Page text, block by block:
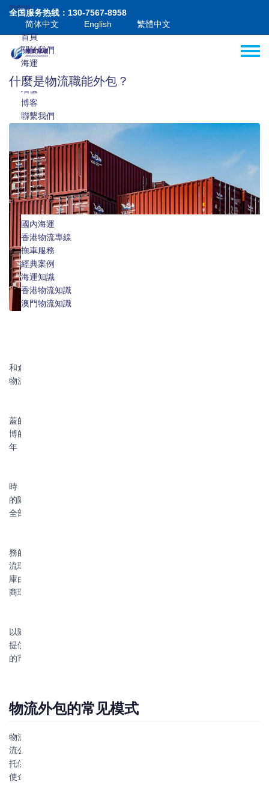
移至主內容
全国服务热线：130-7567-8958
简体中文
English 繁體中文
Toggle
menu
首頁
關於我們
海運
國內海運
國際海運
國際海運拼箱
港澳
香港物流專線
澳門物流專線
增值
拖車服務
報關報檢
倉儲服務
保險服務
博客
經典案例
海運知識
香港物流知識
澳門物流知識
聯繫我們
什麼是物流職能外包？
和倉儲管理。這裡的物流職能外包只包含依托於IT平台為客戶提供
物流外包服務的第三方和第四方物流 。
蓋的訂單管理將使物流服務商與客戶的合作關係更為緊密。根據畢
博的估計，2006年中國物流職能外包產業規模達到4.4億，未來四
年，物流職能外包市場仍將保持較快的發展。
時，紅牛飲料公司雖然了解全國的銷售情況，卻對庫存和市場終端
的隨時反應缺乏了解。於是紅牛以寶供為 第三方物流 供應，將全國
全部29個區域和倉庫的全部物流業務全部外包了寶供。
務的訂單管理系統，把紅牛的訂單流程整合，並負責紅牛的所有物
流環節。紅牛工廠出貨後，由寶供負責將貨送到全國20個區域，倉
庫由寶供管理，根據紅牛指令配送。目前寶供還在進一步整合供應
商環節和寶供ERP，以期進一步提高系統效能。
以隨時掌握各區域終端賣場對產品的反映。從而為企業的生產決策
提供提供強有力的支持，有效的降低了庫存成本，大大提升了紅牛
的市場反映速度和競爭力。
物流外包的常见模式
物流外包的主要模式包括：运输外包（将货物运输委托给第三方物
流公司）、仓储外包（使用第三方仓库）、综合物流外包（全面委
托供应链管理）。物流外包可降低企业运营成本、提高物流效率，
使企业专注于核心业务。